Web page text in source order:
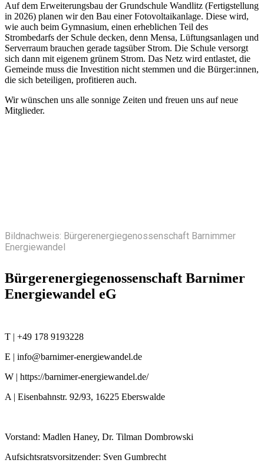
Auf dem Erweiterungsbau der Grundschule Wandlitz (Fertigstellung
in 2026) planen wir den Bau einer Fotovoltaikanlage. Diese wird,
wie auch beim Gymnasium, einen erheblichen Teil des
Strombedarfs der Schule decken, denn Mensa, Lüftungsanlagen und
Serverraum brauchen gerade tagsüber Strom. Die Schule versorgt
sich dann mit eigenem grünem Strom. Das Netz wird entlastet, die
Gemeinde muss die Investition nicht stemmen und die Bürger:innen,
die sich beteiligen, profitieren auch.
Wir wünschen uns alle sonnige Zeiten und freuen uns auf neue
Mitglieder.
Bildnachweis: Bürgerenergiegenossenschaft Barnimmer
Energiewandel
Bürgerenergiegenossenschaft Barnimer
Energiewandel eG
T | +49 178 9193228
E | info@barnimer-energiewandel.de
W | https://barnimer-energiewandel.de/
A | Eisenbahnstr. 92/93, 16225 Eberswalde
Vorstand: Madlen Haney, Dr. Tilman Dombrowski
Aufsichtsratsvorsitzender: Sven Gumbrecht